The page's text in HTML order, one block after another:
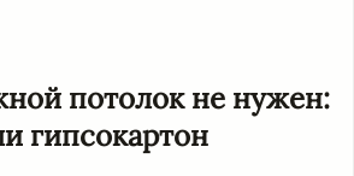
потолок не нужен:
гипсокартон